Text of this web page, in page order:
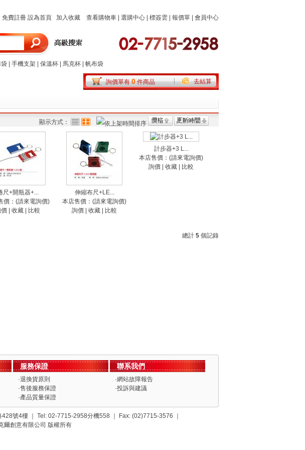
免費註冊 設為首頁 加入收藏 查看購物車 選購中心 標簽雲 報價單 會員中心
手機支架 保溫杯 馬克杯 帆布袋
詢價單有0件商品 去結算
顯示方式：
尺+開瓶器+...
價：(請來電詢價)
收藏 比較
伸縮布尺+LE...
本店售價：(請來電詢價)
詢價
收藏 比較
計步器+3 L...
本店售價：(請來電詢價)
詢價
收藏 比較
總計 5 個記錄
服務保證
·退換貨原則
·售後服務保證
·產品質量保證
聯系我們
·網站故障報告
·投訴與建議
號4樓 ｜ Tel: 02-7715-2958分機558 ｜ Fax: (02)7715-3576 ｜
爾創意有限公司 版權所有